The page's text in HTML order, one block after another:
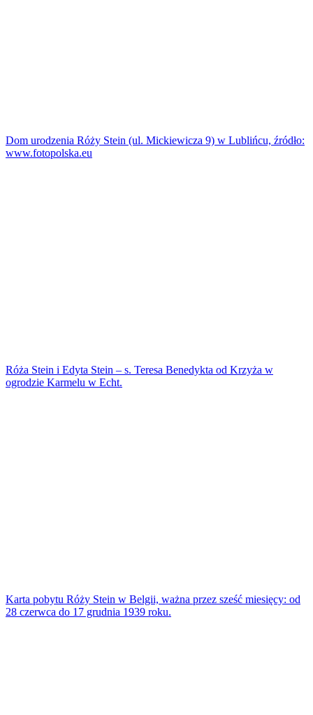
Dom urodzenia Róży Stein (ul. Mickiewicza 9) w Lublińcu, źródło:
www.fotopolska.eu
Róża Stein i Edyta Stein – s. Teresa Benedykta od Krzyża w
ogrodzie Karmelu w Echt.
Karta pobytu Róży Stein w Belgii, ważna przez sześć miesięcy: od
28 czerwca do 17 grudnia 1939 roku.